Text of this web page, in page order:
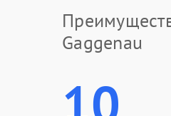
Gaggenau